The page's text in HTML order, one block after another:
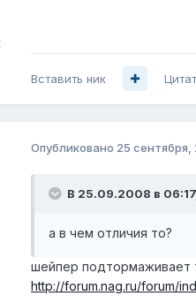
Вставить ник
Опубликовано 25 сентября,
В 25.09.2008 в
а в чем отличия то?
шейпер подтормаживает
http://forum.nag.ru/forum/